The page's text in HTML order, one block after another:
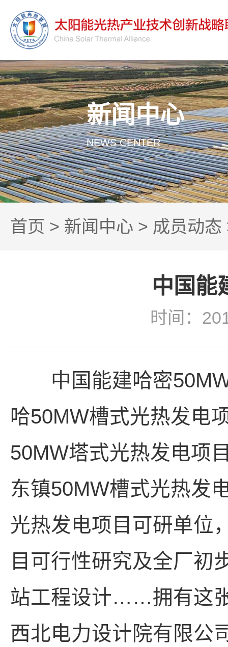
新闻中心
NEWS CENTER
首页 > 新闻中心 > 成员动态
中国能
时间：
中国能建哈密50MW
哈50MW槽式光热发电
50MW塔式光热发电项
东镇50MW槽式光热发
光热发电项目可研单位
目可行性研究及全厂初
站工程设计……拥有这
西北电力设计院有限公